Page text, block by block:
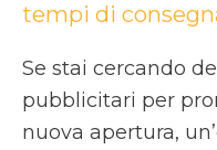
tempi di
Se stai cercando
pubblicitari per
nuova apertura,